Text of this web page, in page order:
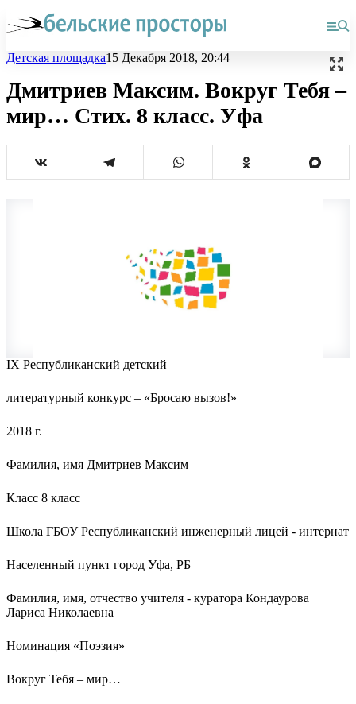
Детская площадка15 Декабря 2018, 20:44
Дмитриев Максим. Вокруг Тебя –
мир… Стих. 8 класс. Уфа
IХ Республиканский детский
литературный конкурс – «Бросаю вызов!»
2018 г.
Фамилия, имя Дмитриев Максим
Класс 8 класс
Школа ГБОУ Республиканский инженерный лицей - интернат
Населенный пункт город Уфа, РБ
Фамилия, имя, отчество учителя - куратора Кондаурова
Лариса Николаевна
Номинация «Поэзия»
Вокруг Тебя – мир…